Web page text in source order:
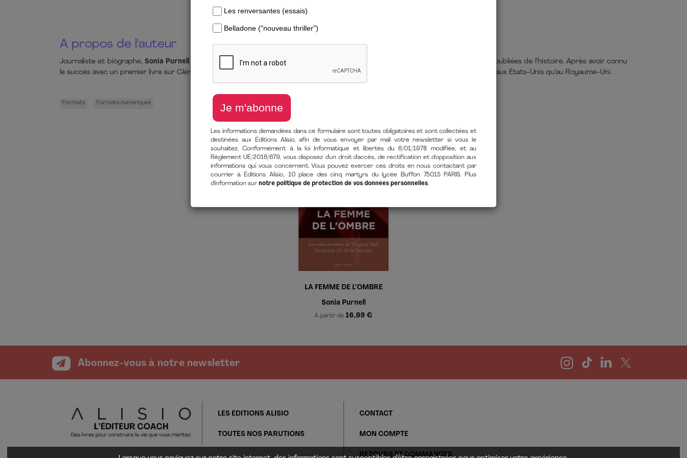
SONIA PURNELL
A propos de l'auteur
Journaliste et biographe,Sonia Purnell
est l’auteure de plusieurs ouvrages qui rendent hommage aux figures féminines et parfois oubliées de l’histoire. Après avoir connu
le succès avec un premier livre sur Clémentine Churchill, la parution de
La Femme de l’ombre la hisse en tête des ventes, aussi bien aux États-Unis qu’au Royaume-Uni.
Formats Formats numériques
LA FEMME DE L’OMBRE
Sonia Purnell
À partir de 16,99 €
Abonnez-vous à notre newsletter
Les informations demandées dans ce formulaire sont toutes obligatoires et sont collectées et
destinées aux Éditions Alisio, afin de vous envoyer par mail votre newsletter si vous le
souhaitez. Conformément à la loi Informatique et libertés du 6/01/1978 modifiée, et au
Règlement UE/2016/679, vous disposez d'un droit d'accès, de rectification et d'opposition aux
informations qui vous concernent. Vous pouvez exercer ces droits en nous contactant par
courrier à Éditions Alisio, 10 place des cinq martyrs du lycée Buffon 75015 PARIS. Plus
LES ÉDITIONS ALISIO
TOUTES NOS PARUTIONS
CONTACT
MON COMPTE
RETOURS ET COMMANDES